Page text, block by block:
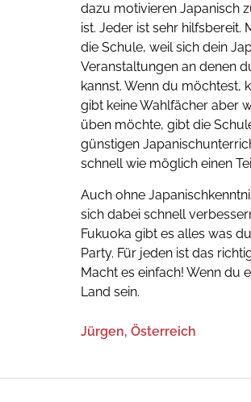
dazu motivieren Japanisch
ist. Jeder ist sehr hilfsbereit.
die Schule, weil sich dein
Veranstaltungen an denen
kannst. Wenn du möchtest,
gibt keine Wahlfächer aber
üben möchte, gibt die
günstigen
schnell wie möglich einen
Auch ohne
sich dabei schnell
Fukuoka gibt es alles was
Party. Für jeden ist das
Macht es einfach! Wenn du
Land sein.
Jürgen, Österreich